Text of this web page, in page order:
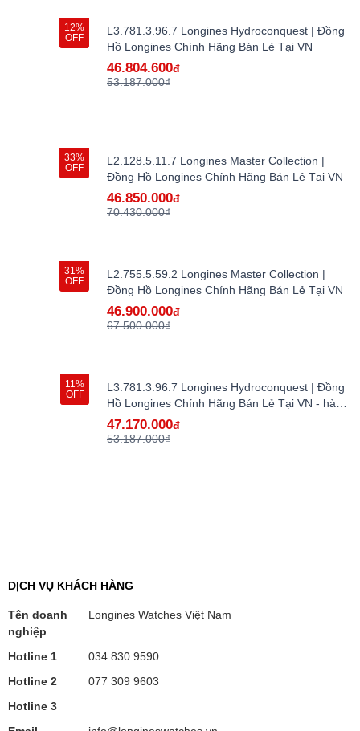
12%
OFF
L3.781.3.96.7 Longines Hydroconquest | Đồng
Hồ Longines Chính Hãng Bán Lẻ Tại VN
46.804.600đ
53.187.000₫
33%
OFF
L2.128.5.11.7 Longines Master Collection |
Đồng Hồ Longines Chính Hãng Bán Lẻ Tại VN
46.850.000đ
70.430.000₫
31%
OFF
L2.755.5.59.2 Longines Master Collection |
Đồng Hồ Longines Chính Hãng Bán Lẻ Tại VN
46.900.000đ
67.500.000₫
11%
OFF
L3.781.3.96.7 Longines Hydroconquest | Đồng
Hồ Longines Chính Hãng Bán Lẻ Tại VN - hàng
lướt
47.170.000đ
53.187.000₫
DỊCH VỤ KHÁCH HÀNG
Tên doanh
nghiệp
Longines Watches Việt Nam
Hotline 1
034 830 9590
Hotline 2
077 309 9603
Hotline 3